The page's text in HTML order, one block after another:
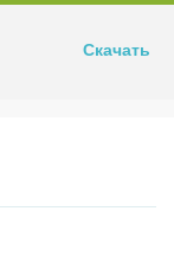
Скачать